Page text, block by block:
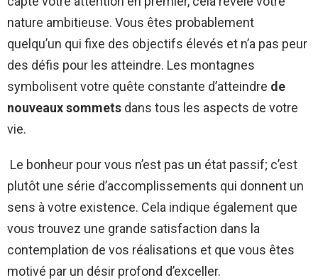
nature ambitieuse. Vous êtes probablement
quelqu’un qui fixe des objectifs élevés et n’a pas peur
des défis pour les atteindre. Les montagnes
symbolisent votre quête constante d’atteindre de
nouveaux sommets dans tous les aspects de votre
vie.
Le bonheur pour vous n’est pas un état passif; c’est
plutôt une série d’accomplissements qui donnent un
sens à votre existence. Cela indique également que
vous trouvez une grande satisfaction dans la
contemplation de vos réalisations et que vous êtes
motivé par un désir profond d’exceller.